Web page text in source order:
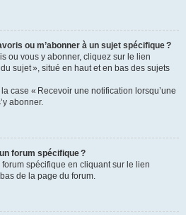
ou m’abonner à un sujet spécifique ?
ou vous y abonner, cliquez sur le lien
sujet », situé en haut et en bas des sujets
case « Recevoir une notification lorsqu’une
abonner.
forum spécifique ?
spécifique en cliquant sur le lien
de la page du forum.